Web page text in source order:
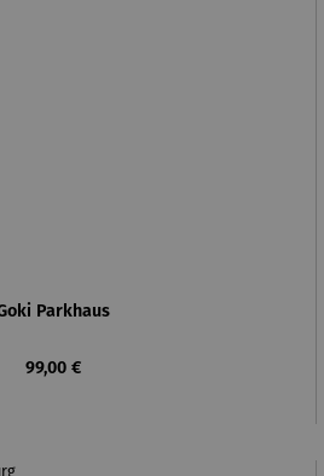
Parkhaus
Regulärer Preis:
99,00 €